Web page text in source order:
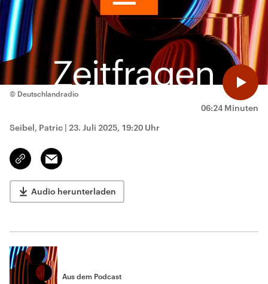
06:24 Minuten
© Deutschlandradio
Seibel, Patric | 23. Juli 2025, 19:20 Uhr
Link
kopieren/teilen
Email
Audio herunterladen
Aus dem Podcast